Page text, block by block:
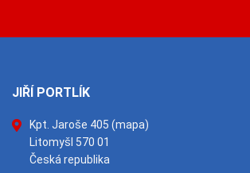
JIŘÍ PORTLÍK
Kpt. Jaroše 405 (mapa)
Litomyšl 570 01
Česká republika